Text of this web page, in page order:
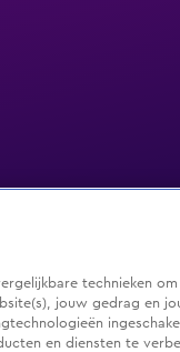
technieken
jouw gedrag en
en diensten te